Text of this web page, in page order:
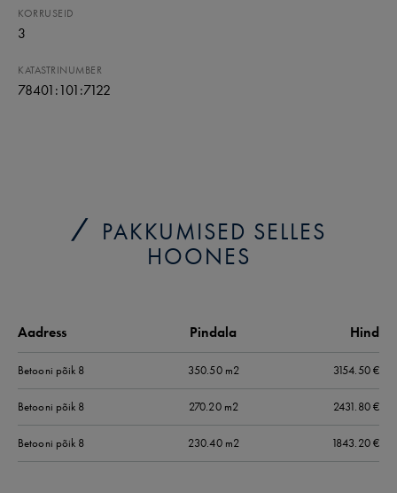
KORRUSEID
3
KATASTRINUMBER
78401:101:7122
PAKKUMISED SELLES
HOONES
Aadress Pindala Hind
Betooni põik 8 350.50 m2 3154.50€
Betooni põik 8 270.20 m2 2431.80€
Betooni põik 8 230.40 m2 1843.20€